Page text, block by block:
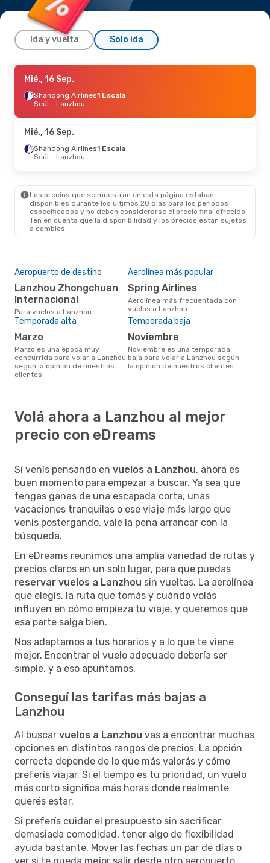
Ida y vuelta Solo ida
Vie., 18 Sep.
Shandong AirlinesDirecto
Urumqi- Lanzhou
Lanzhou- Urumqi
Vie., 11 Sep.- Vie., 18 Sep.
2 Escalas
Lanzhou- Buenos Aires
Mié., 16 Sep.
Shandong Airlines1 Escala
Seúl - Lanzhou
Mié., 16 Sep.
Shandong Airlines1 Escala
Seúl - Lanzhou
Los precios que se muestran en esta página estaban
disponibles durante los últimos 20 días para los periodos
especificados y no deben considerarse el precio final ofrecido.
Ten en cuenta que la disponibilidad y los precios están sujetos
a cambios.
Aeropuerto de destino
Lanzhou Zhongchuan
Internacional
Para vuelos a Lanzhou
Aerolínea más popular
Spring Airlines
Aerolínea más frecuentada con
vuelos a Lanzhou
Temporada alta
marzo
marzo es una época muy
concurrida para volar a Lanzhou
según la opinión de nuestros
clientes
Temporada baja
noviembre
noviembre es una temporada
baja para volar a Lanzhou según
la opinión de nuestros clientes
Volá ahora a Lanzhou al mejor
precio con eDreams
Si venís pensando en vuelos a Lanzhou, ahora es
buen momento para empezar a buscar. Ya sea que
tengas ganas de una escapada corta, unas
vacaciones tranquilas o ese viaje más largo que
venís postergando, vale la pena arrancar con la
búsqueda.
En eDreams reunimos una amplia variedad de rutas y
precios claros en un solo lugar, para que puedas
reservar vuelos a Lanzhou sin vueltas. La aerolínea
que elegís, la ruta que tomás y cuándo volás
influyen en cómo empieza tu viaje, y queremos que
esa parte salga bien.
Nos adaptamos a tus horarios y a lo que te viene
mejor. Encontrar el vuelo adecuado debería ser
simple, y a eso apuntamos.
Conseguí las tarifas más bajas a
Lanzhou
Al buscar vuelos a Lanzhou vas a encontrar muchas
opciones en distintos rangos de precios. La opción
correcta depende de lo que más valorás y cómo
preferís viajar. Si el tiempo es tu prioridad, un vuelo
más corto significa más horas donde realmente
querés estar.
Si preferís cuidar el presupuesto sin sacrificar
demasiada comodidad, tener algo de flexibilidad
ayuda bastante. Mover las fechas un par de días o